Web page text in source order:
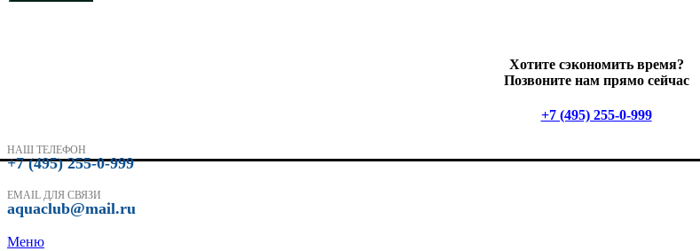
Хотите сэкономить время?
Позвоните нам прямо сейчас
+7 (495) 255-0-999
НАШ ТЕЛЕФОН
+7 (495) 255-0-999
EMAIL ДЛЯ СВЯЗИ
aquaclub@mail.ru
Меню